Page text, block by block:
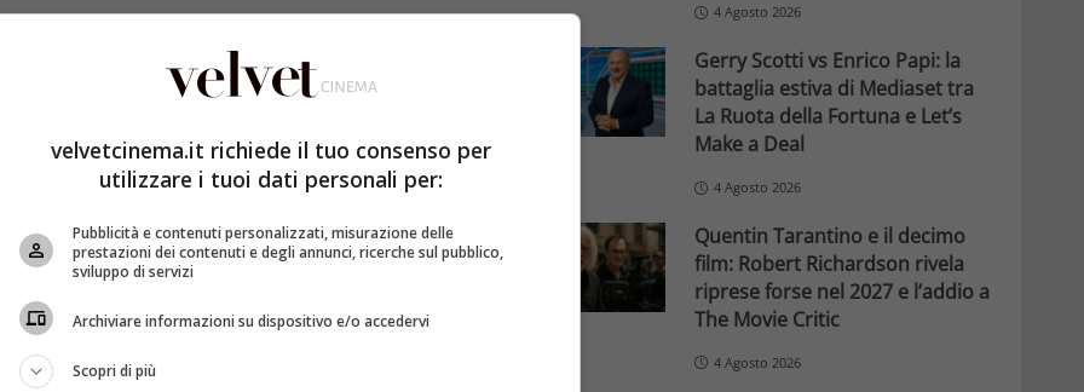
drama più amato di sempre, Grey’s Anatomy,
di April e Arizona. Secondo alcune indiscrezioni
legate al ritorno di Matthew e Carina, ecco
dopo diversi anni di stop. Secondo le dichiarazioni
di scena di
decisione della stessa Vernoff, la quale ha fatto
4 Agosto 2026
Gerry Scotti vs Enrico Papi: la
battaglia estiva di Mediaset tra
La Ruota della Fortuna e Let’s
Make a Deal
4 Agosto 2026
Quentin Tarantino e il decimo
film: Robert Richardson rivela
riprese forse nel 2027 e l’addio a
The Movie Critic
4 Agosto 2026
velvetcinema.it richiede il tuo consenso per
utilizzare i tuoi dati personali per:
Pubblicità e contenuti personalizzati, misurazione delle
prestazioni dei contenuti e degli annunci, ricerche sul pubblico,
sviluppo di servizi
Archiviare informazioni su dispositivo e/o accedervi
Scopri di più